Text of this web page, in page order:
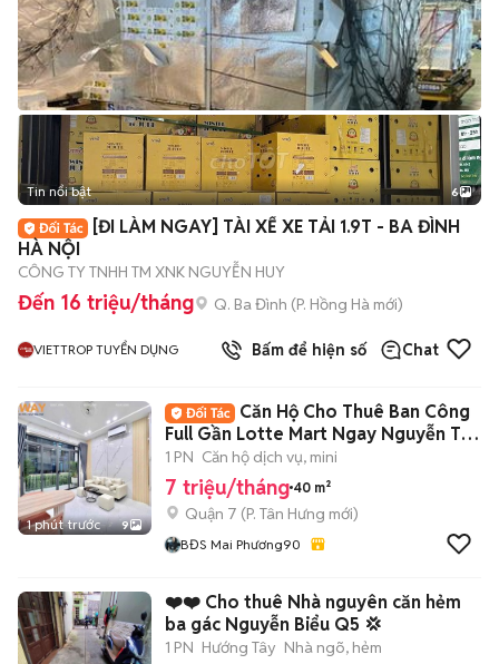
+2
Tin nổi bật 6
[ĐI LÀM NGAY] TÀI XẾ XE TẢI 1.9T - BA ĐÌNH
HÀ NỘI
CÔNG TY TNHH TM XNK NGUYỄN HUY
Đến 16 triệu/tháng Q. Ba Đình (P. Hồng Hà mới)
VIETTROP TUYỂN DỤNG Bấm để hiện số Chat
1 phút trước 9
Căn Hộ Cho Thuê Ban Công
Full Gần Lotte Mart Ngay Nguyễn Thị
Thập Q7
1 PN Căn hộ dịch vụ, mini
7 triệu/tháng 40 m²
Quận 7 (P. Tân Hưng mới)
BĐS Mai Phương90
❤️❤️ Cho thuê Nhà nguyên căn hẻm
ba gác Nguyễn Biểu Q5 💢
1 PN Hướng Tây Nhà ngõ, hẻm